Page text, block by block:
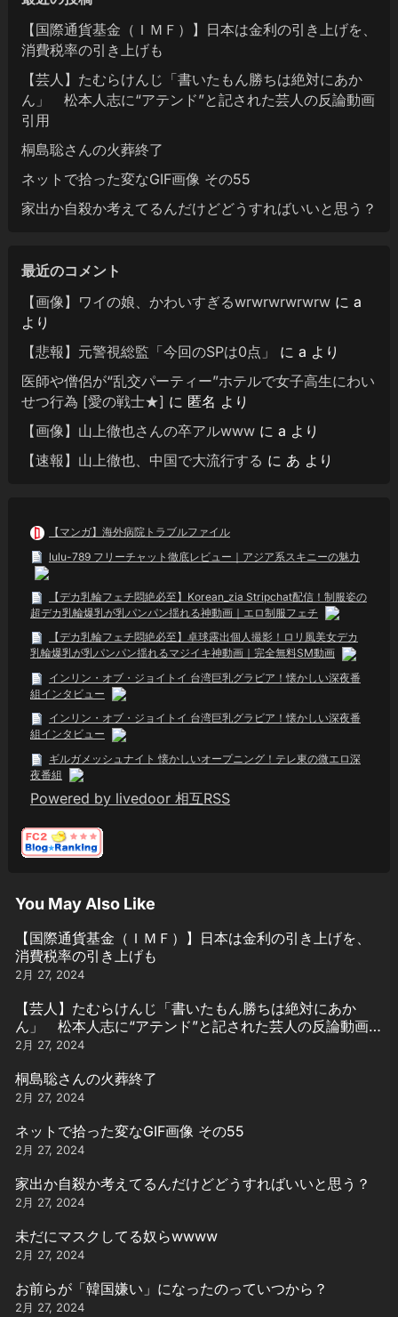
【国際通貨基金（ＩＭＦ）】日本は金利の引き上げを、
消費税率の引き上げも
【芸人】たむらけんじ「書いたもん勝ちは絶対にあか
ん」 松本人志に“アテンド”と記された芸人の反論動画
引用
桐島聡さんの火葬終了
ネットで拾った変なGIF画像 その55
家出か自殺か考えてるんだけどどうすればいいと思う？
最近のコメント
【画像】ワイの娘、かわいすぎるwrwrwrwrwrwに a
より
【悲報】元警視総監「今回のSPは0点」
に a より
医師や僧侶が“乱交パーティー”ホテルで女子高生にわい
せつ行為 [愛の戦士★] に 匿名 より
【画像】山上徹也さんの卒アルwwwに a より
【速報】山上徹也、中国で大流行する に あ より
【マンガ】海外病院トラブルファイル
lulu-789 フリーチャット徹底レビュー｜アジア系スキニーの魅力
【デカ乳輪フェチ悶絶必至】Korean_zia Stripchat配信！制服姿の
超デカ乳輪爆乳が乳パンパン揺れる神動画｜エロ制服フェチ
【デカ乳輪フェチ悶絶必至】卓球露出個人撮影！ロリ風美女デカ
乳輪爆乳が乳パンパン揺れるマジイキ神動画｜完全無料SM動画
インリン・オブ・ジョイトイ 台湾巨乳グラビア！懐かしい深夜番
組インタビュー
インリン・オブ・ジョイトイ 台湾巨乳グラビア！懐かしい深夜番
組インタビュー
ギルガメッシュナイト 懐かしいオープニング！テレ東の微エロ深
夜番組
Powered by livedoor 相互RSS
You May Also Like
【国際通貨基金（ＩＭＦ）】日本は金利の引き上げを、
消費税率の引き上げも
2月 27, 2024
【芸人】たむらけんじ「書いたもん勝ちは絶対にあか
ん」 松本人志に“アテンド”と記された芸人の反論動画引
用
2月 27, 2024
桐島聡さんの火葬終了
2月 27, 2024
ネットで拾った変なGIF画像 その55
2月 27, 2024
家出か自殺か考えてるんだけどどうすればいいと思う？
2月 27, 2024
未だにマスクしてる奴らwwww
2月 27, 2024
お前らが「韓国嫌い」になったのっていつから？
2月 27, 2024